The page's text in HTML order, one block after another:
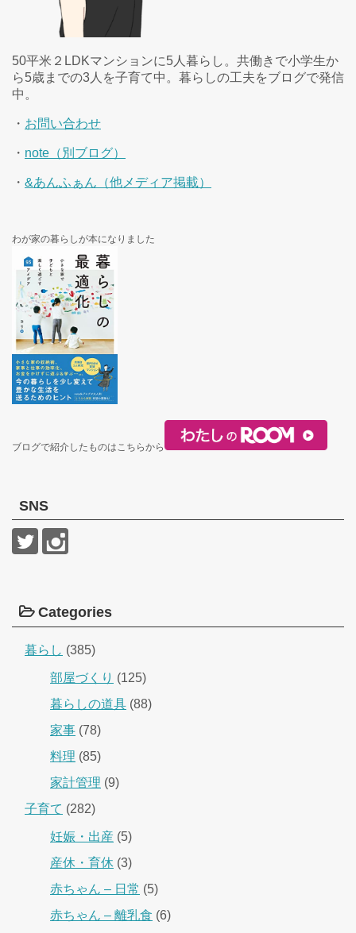
50平米２LDKマンションに5人暮らし。共働きで小学生か
ら5歳までの3人を子育て中。暮らしの工夫をブログで発信
中。
・ お問い合わせ
・ note（別ブログ）
・ &あんふぁん（他メディア掲載）
わが家の暮らしが本になりました
ブログで紹介したものはこちらから
SNS
Categories
暮らし (385)
部屋づくり (125)
暮らしの道具 (88)
家事 (78)
料理 (85)
家計管理 (9)
子育て (282)
妊娠・出産 (5)
産休・育休 (3)
赤ちゃん – 日常 (5)
赤ちゃん – 離乳食 (6)